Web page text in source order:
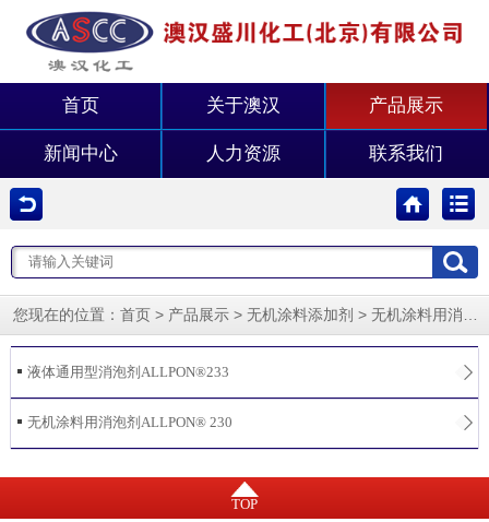
首页 关于澳汉 产品展示
新闻中心 人力资源 联系我们
您现在的位置： 首页 > 产品展示 > 无机涂料添加剂 > 无机涂料用消泡剂
液体通用型消泡剂ALLPON®233
无机涂料用消泡剂ALLPON® 230
TOP